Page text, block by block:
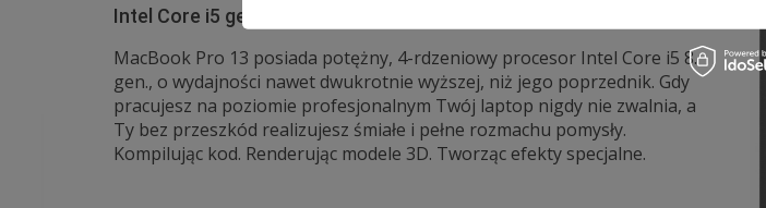
Intel Core i5 generacji 8th.
MacBook Pro 13 posiada potężny, 4-rdzeniowy procesor Intel Core i5 8.
gen., o wydajności nawet dwukrotnie wyższej, niż jego poprzednik. Gdy
pracujesz na poziomie profesjonalnym Twój laptop nigdy nie zwalnia, a
Ty bez przeszkód realizujesz śmiałe i pełne rozmachu pomysły.
Kompilując kod. Renderując modele 3D. Tworząc efekty specjalne.